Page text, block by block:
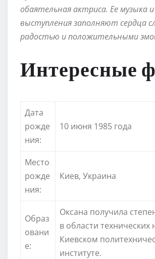
обаятельная актриса. Ее музыка и
выступления заполняют сердца
радостью и положительными
Интересные
Дата
рожде
ния:
10 июня 1985 года
Место
рожде
ния:
Киев, Украина
Образ
овани
е:
Оксана получила
в области технических
Киевском
институте.